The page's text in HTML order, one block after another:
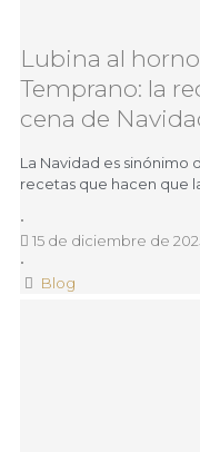
Lubina al
Temprano: la
cena de
La Navidad es sinónimo
recetas que hacen que
•
15 de diciembre de
•
Blog